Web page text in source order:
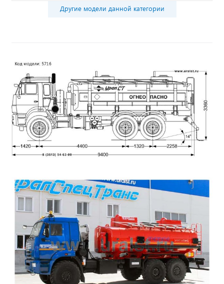
Другие модели данной категории